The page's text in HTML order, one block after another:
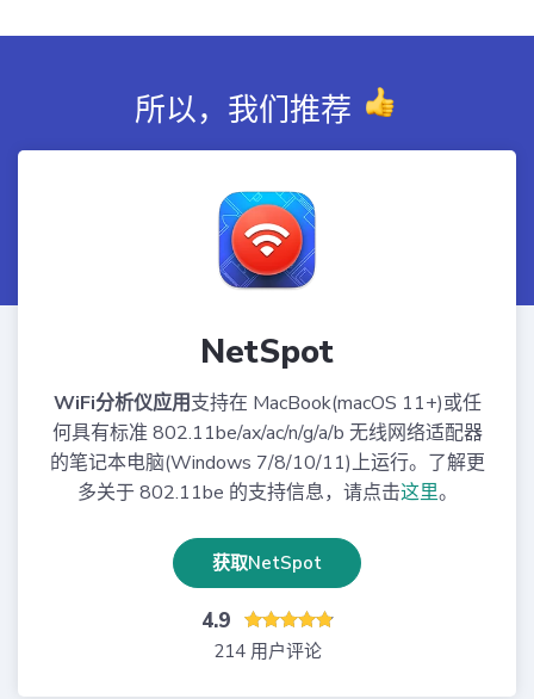
所以，我们推荐
NetSpot
WiFi分析仪应用支持在 MacBook(macOS 11+)或任
何具有标准 802.11be/ax/ac/n/g/a/b 无线网络适配器
的笔记本电脑(Windows 7/8/10/11)上运行。了解更
多关于 802.11be 的支持信息，请点击这里。
获取NetSpot
4.9
214 用户评论